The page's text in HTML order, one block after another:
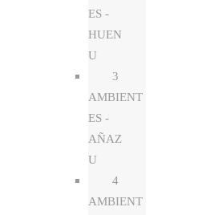
ES -
HUEN
U
3
AMBIENT
ES -
AÑAZ
U
4
AMBIENT